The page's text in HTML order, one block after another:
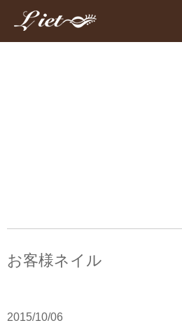
お客様ネイル
2015/10/06